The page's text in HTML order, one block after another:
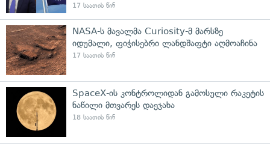
17 საათის წინ
NASA-ს მავალმა Curiosity-მ მარსზე
იდუმალი, ფიჭისებრი ლანდშაფტი აღმოაჩინა
17 საათის წინ
SpaceX-ის კონტროლიდან გამოსული რაკეტის
ნაწილი მთვარეს დაეჯახა
18 საათის წინ